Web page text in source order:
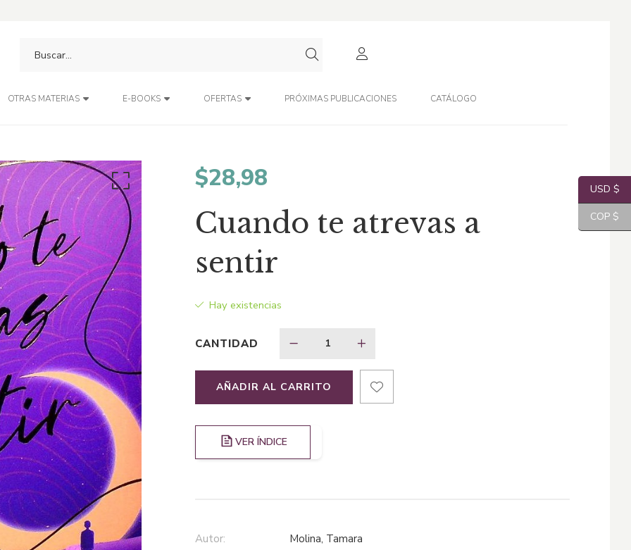
OTRAS MATERIAS E-BOOKS OFERTAS PRÓXIMAS PUBLICACIONES CATÁLOGO
$28,98
Cuando te atrevas a
sentir
Hay existencias
CANTIDAD
AÑADIR AL CARRITO
VER ÍNDICE
Autor: Molina, Tamara
USD $
COP $